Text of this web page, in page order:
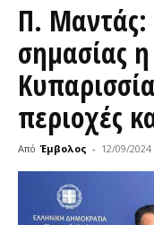
Π. Μαντάς:
σημασίας
περιοχές
Από Έμβολος - 12/09/2024